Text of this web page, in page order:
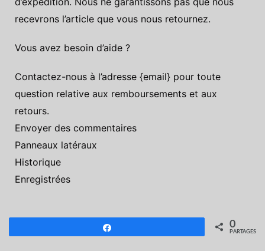
recevrons l’article que vous nous retournez.
Vous avez besoin d’aide ?
Contactez-nous à l’adresse {email} pour toute
question relative aux remboursements et aux
retours.
Envoyer des commentaires
Panneaux latéraux
Historique
Enregistrées
0
PARTAGES